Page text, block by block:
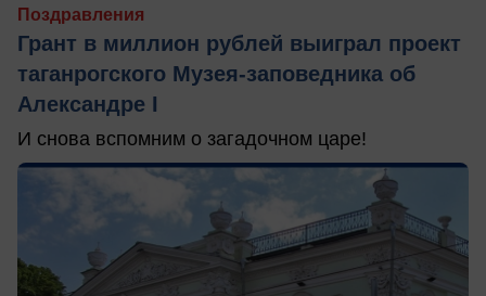
Поздравления
Грант в миллион рублей выиграл проект
таганрогского Музея-заповедника об
Александре I
И снова вспомним о загадочном царе!